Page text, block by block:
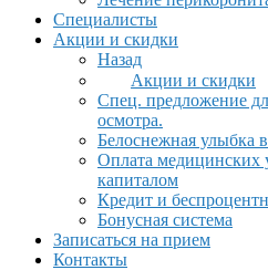
Специалисты
Акции и скидки
Назад
Акции и скидки
Спец. предложение
осмотра.
Белоснежная улыбка
Оплата медицинских
капиталом
Кредит и
Бонусная система
Записаться на прием
Контакты